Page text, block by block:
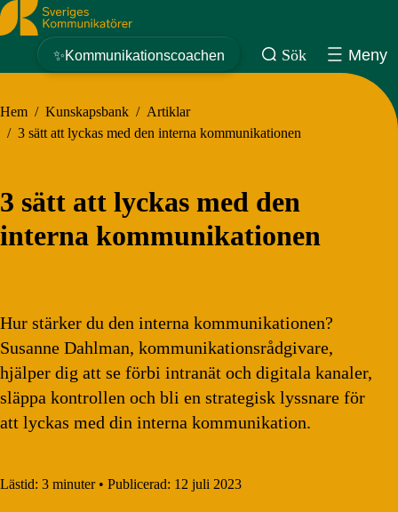
Sveriges Kommunikatörer
✨Kommunikationscoachen Sök Meny
Hem / Kunskapsbank / Artiklar
/ 3 sätt att lyckas med den interna kommunikationen
3 sätt att lyckas med den
interna kommunikationen
Hur stärker du den interna kommunikationen?
Susanne Dahlman, kommunikationsrådgivare,
hjälper dig att se förbi intranät och digitala kanaler,
släppa kontrollen och bli en strategisk lyssnare för
att lyckas med din interna kommunikation.
Lästid: 3 minuter • Publicerad: 12 juli 2023